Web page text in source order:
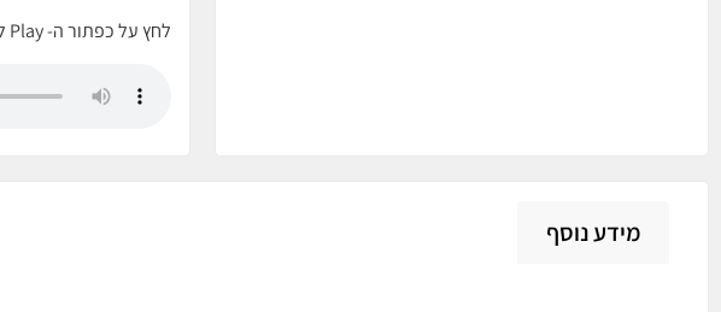
לחץ על כפתור ה- Play לשמיעת הפעמון
מידע נוסף